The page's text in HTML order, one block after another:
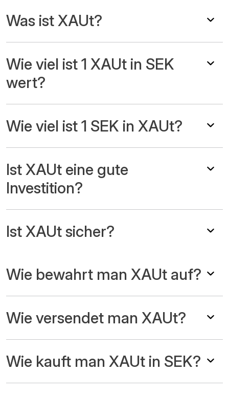
Was ist XAUt?
Wie viel ist 1 XAUt in SEK
wert?
Wie viel ist 1 SEK in XAUt?
Ist XAUt eine gute
Investition?
Ist XAUt sicher?
Wie bewahrt man XAUt auf?
Wie versendet man XAUt?
Wie kauft man XAUt in SEK?